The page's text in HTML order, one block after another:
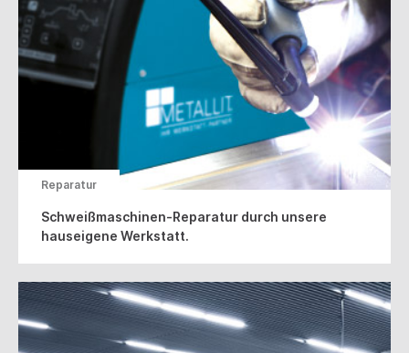
Reparatur
Schweißmaschinen-Reparatur durch unsere
hauseigene Werkstatt.